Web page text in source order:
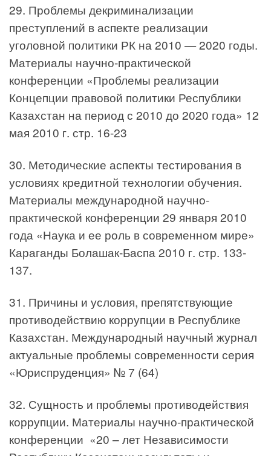
29. Проблемы декриминализации
преступлений в аспекте реализации
уголовной политики РК на 2010 — 2020 годы.
Материалы научно-практической
конференции «Проблемы реализации
Концепции правовой политики Республики
Казахстан на период с 2010 до 2020 года» 12
мая 2010 г. стр. 16-23
30. Методические аспекты тестирования в
условиях кредитной технологии обучения.
Материалы международной научно-
практической конференции 29 января 2010
года «Наука и ее роль в современном мире»
Караганды Болашак-Баспа 2010 г. стр. 133-
137.
31. Причины и условия, препятствующие
противодействию коррупции в Республике
Казахстан. Международный научный журнал
актуальные проблемы современности серия
«Юриспруденция» № 7 (64)
32. Сущность и проблемы противодействия
коррупции. Материалы научно-практической
конференции «20 – лет Независимости